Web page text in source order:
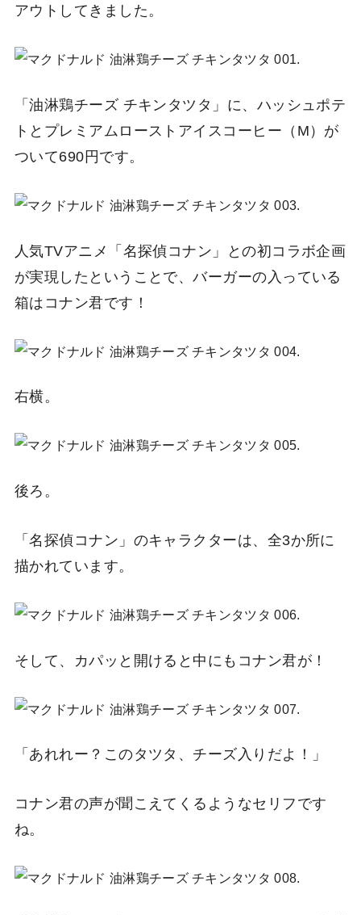
アウトしてきました。
「油淋鶏チーズ チキンタツタ」に、ハッシュポテ
トとプレミアムローストアイスコーヒー（M）が
ついて690円です。
人気TVアニメ「名探偵コナン」との初コラボ企画
が実現したということで、バーガーの入っている
箱はコナン君です！
右横。
後ろ。
「名探偵コナン」のキャラクターは、全3か所に
描かれています。
そして、カパッと開けると中にもコナン君が！
「あれれー？このタツタ、チーズ入りだよ！」
コナン君の声が聞こえてくるようなセリフです
ね。